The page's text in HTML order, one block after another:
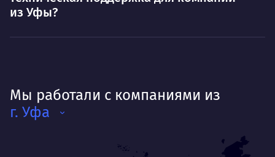
из Уфы?
Мы работали с компаниями из
г. Уфа